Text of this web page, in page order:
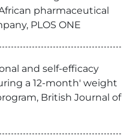
pharmaceutical
PLOS ONE
and self-efficacy
a 12-month' weight
British Journal of